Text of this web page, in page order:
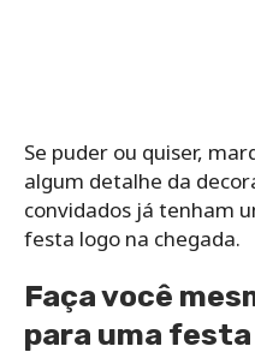
Se puder ou quiser,
algum detalhe da
convidados já tenham
festa logo na chegada.
Faça você
para uma